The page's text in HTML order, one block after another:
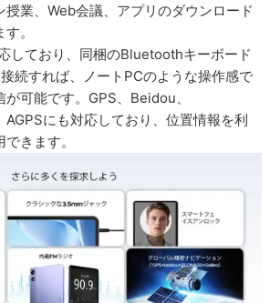
業、Web会議、アプリのダウンロード
。
しており、同梱のBluetoothキーボード
続すれば、ノートPCのような操作感で
可能です。GPS、Beidou、
にも対応しており、位置情報を利
きます。